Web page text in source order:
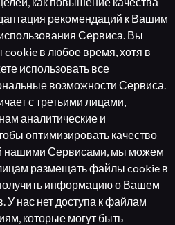
рекомендаций к Вашим
Сервиса. Вы
в любое время, хотя в
использовать все
возможности Сервиса.
с третьими лицами,
аналитические и
оптимизировать качество
нашими Сервисами, мы можем
размещать файлы cookie в
информацию о Вашем
У нас нет доступа к файлам
которые могут быть